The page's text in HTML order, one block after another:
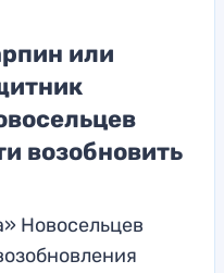
или
возобновить
Новосельцев